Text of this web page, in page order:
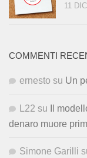
11
COMMENTI
ernesto su Un
L22 su
Il
denaro muore
Simone Garilli